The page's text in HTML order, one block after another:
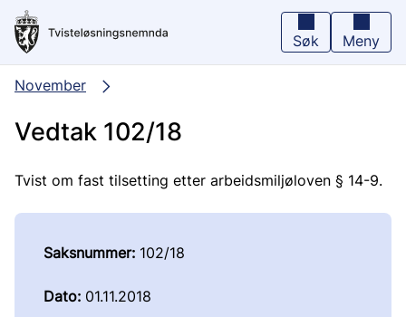
Hopp
hovedinnhold
Søk Meny
November
Vedtak 102/18
Tvist om fast tilsetting etter arbeidsmiljøloven § 14-9.
Saksnummer: 102/18
Dato: 01.11.2018